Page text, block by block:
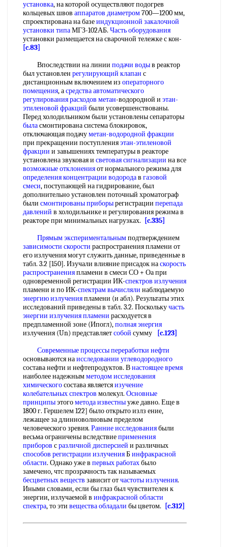
установка, на которой осуществляют подогрев
кольцевых швов аппаратов диаметром700—1200 мм,
спроектирована на базеиндукционной закалочной
установки типаМГЗ-102АБ. Часть оборудования
установки размещается на сварочной тележке с кон-
[c.83]
Впоследствии на линии подачи водыв реактор
был установлен регулирующий клапан с
дистанционным включеиием из операторного
помещения, асредства автоматического
регулированиярасходов метан-водородной и этан-
этиленовой фракций были усовершенствованы.
Перед холодильником были установлены сепараторы
быласмонтирована система блокировок,
отключающая подачуметан-водородной фракции
при прекращении поступленияэтан-этиленовой
фракции и завышениях температуры в реакторе
установлена звуковая и световая сигнализации на все
возможные отклоненияот нормального режима для
определения концентрации водородав газовой
смеси, поступающей на гидрирование, был
дополнительно установлен поточный хроматограф
были смонтированы приборырегистрации перепада
давлений в холодильнике и регулирования режима в
реакторе при минимальных нагрузках.
[c.335]
Прямым экспериментальнымподтверждением
зависимости скорости распространения пламени от
его излучения могут служить данные, приведенные в
табл. 3.2 [150]. Изучали влияние присадок наскорость
распространенияпламени в смеси СО + Оа при
одновременной регистрации ИК-спектров излучения
пламени и по ИК-спектрам вычисляли наблюдаемую
энергию излученияпламени (и абл). Результаты этих
исследований приведены в табл. 3.2. Посколькучасть
энергии излучения пламени расходуется в
предпламенной зоне (Ипогл),полная энергия
излучения (Un) представляетсобой сумму
[c.123]
Современные процессы переработки нефти
основываются наисследовании углеводородного
состава нефти и нефтепродуктов. Внастоящее время
наиболее надежнымметодом исследования
химическогосостава являетсяизучение
колебательных спектров молекул. Основные
принципыэтогометода известныуже давно. Еще в
1800 г. Гершелем 122] было открыто излз ение,
лежащее за длинноволновым пределом
человеческого зревия. Ранние исследованиябыли
весьма ограничены вследствиеприменения
приборов сразличной дисперсией и различных
способов регистрации излученияБинфракрасной
области. Однако уже в первых работахбыло
замечено, чтс прозрачность так называемых
бесцветных веществ зависит отчастоты излучения.
Иными словами, если бы глаз был чувствителен к
энергии, излучаемой в инфракрасной области
спектра, то эти вещества обладали бы цветом. [c.312]